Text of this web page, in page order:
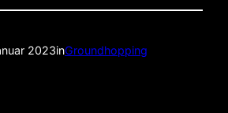
2023inGroundhopping